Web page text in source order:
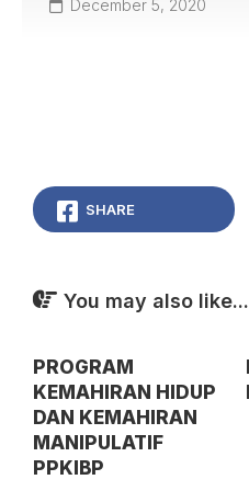
December 5, 2020
SHARE
You may also like...
PROGRAM
KEMAHIRAN HIDUP
DAN KEMAHIRAN
MANIPULATIF
PPKIBP